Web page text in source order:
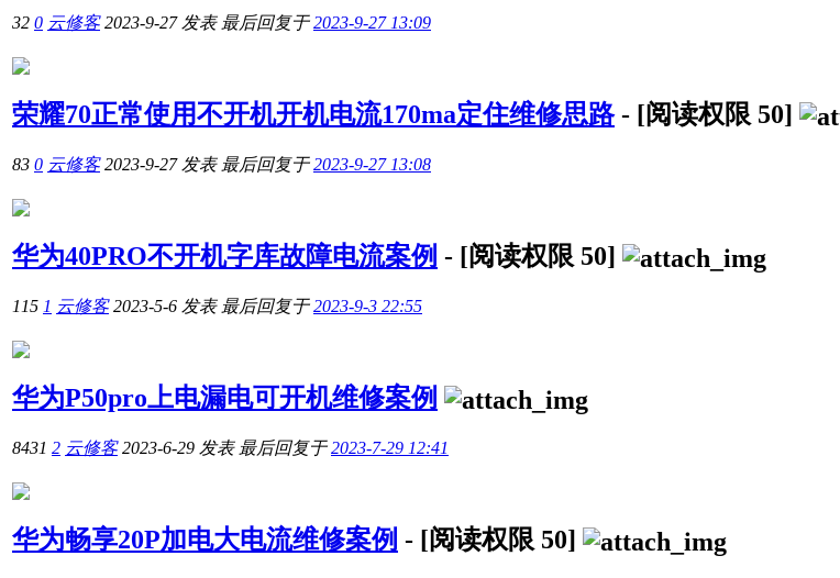
32 0 云修客 2023-9-27发表 最后回复于2023-9-27 13:09
荣耀70正常使用不开机开机电流170ma定住维修思路- [阅读权限 50]
83 0 云修客 2023-9-27发表 最后回复于2023-9-27 13:08
华为40PRO不开机字库故障电流案例 - [阅读权限 50]
115 1 云修客 2023-5-6 发表 最后回复于2023-9-3 22:55
华为P50pro上电漏电可开机维修案例
8431 2 云修客 2023-6-29 发表 最后回复于2023-7-29 12:41
华为畅享20P加电大电流维修案例 - [阅读权限 50]